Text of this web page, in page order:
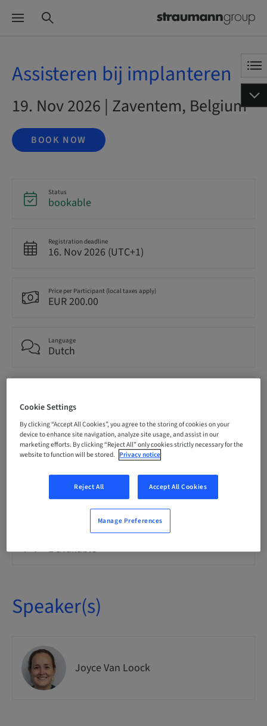
Assisteren bij implanteren
19. Nov 2026 | Zaventem, Belgium
BOOK NOW
Status
bookable
Registration deadline
16. Nov 2026 (UTC+1)
Price per Participant (local taxes apply)
EUR 200.00
Language
Dutch
0.00 Points
Delivery method
Theoretical
National
1 available
Speaker(s)
Joyce Van Loock
Cookie Settings
By clicking “Accept All Cookies”, you agree to the storing of cookies on your
device to enhance site navigation, analyze site usage, and assist in our
marketing efforts. By clicking “Reject All” only cookies strictly necessary for the
website to function will be stored. Privacy notice
Reject All Accept All Cookies
Manage Preferences